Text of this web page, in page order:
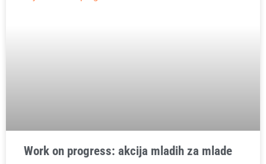
Work on progress: akcija mladih za mlade